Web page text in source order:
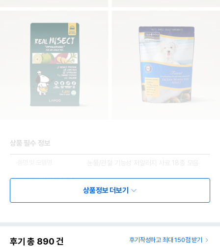
상품 필수 정보
법에 의한 인증,허가 등을
상품상세설명 참조
수입자를 함께 표기
상품정보 더보기
후기 총 890건 후기작성하고 최대 150점 받기